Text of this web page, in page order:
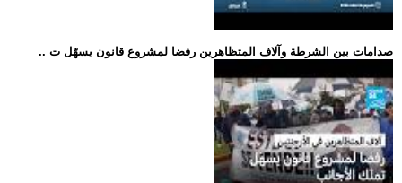
.. صدامات بين الشرطة وآلاف المتظاهرين رفضا لمشروع قانون يسهّل ت